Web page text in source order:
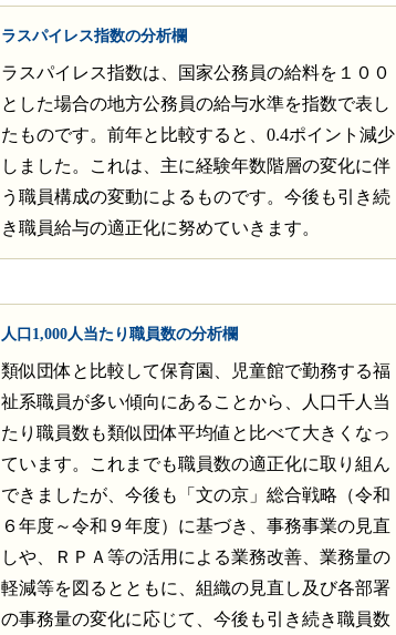
ラスパイレス指数の分析欄
ラスパイレス指数は、国家公務員の給料を１００
とした場合の地方公務員の給与水準を指数で表し
たものです。前年と比較すると、0.4ポイント減少
しました。これは、主に経験年数階層の変化に伴
う職員構成の変動によるものです。今後も引き続
き職員給与の適正化に努めていきます。
人口1,000人当たり職員数の分析欄
類似団体と比較して保育園、児童館で勤務する福
祉系職員が多い傾向にあることから、人口千人当
たり職員数も類似団体平均値と比べて大きくなっ
ています。これまでも職員数の適正化に取り組ん
できましたが、今後も「文の京」総合戦略（令和
６年度～令和９年度）に基づき、事務事業の見直
しや、ＲＰＡ等の活用による業務改善、業務量の
軽減等を図るとともに、組織の見直し及び各部署
の事務量の変化に応じて、今後も引き続き職員数